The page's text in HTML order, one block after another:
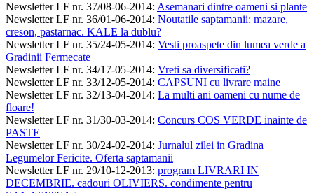
Newsletter LF nr. 37/08-06-2014: Asemanari dintre oameni si plante
Newsletter LF nr. 36/01-06-2014: Noutatile saptamanii: mazare,
creson, pastarnac. KALE la dublu?
Newsletter LF nr. 35/24-05-2014: Vesti proaspete din lumea verde a
Gradinii Fermecate
Newsletter LF nr. 34/17-05-2014: Vreti sa diversificati?
Newsletter LF nr. 33/12-05-2014: CAPSUNI cu livrare maine
Newsletter LF nr. 32/13-04-2014: La multi ani oameni cu nume de
floare!
Newsletter LF nr. 31/30-03-2014: Concurs COS VERDE inainte de
PASTE
Newsletter LF nr. 30/24-02-2014: Jurnalul zilei in Gradina
Legumelor Fericite. Oferta saptamanii
Newsletter LF nr. 29/10-12-2013: program LIVRARI IN
DECEMBRIE. cadouri OLIVIERS. condimente pentru